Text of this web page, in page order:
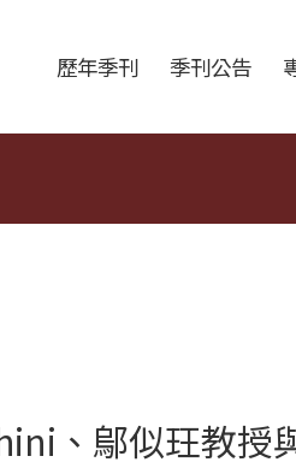
歷年季刊 季刊公告
、鄔似玨教授